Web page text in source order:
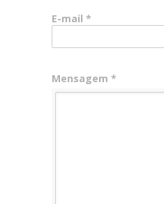
E-mail *
Mensagem *